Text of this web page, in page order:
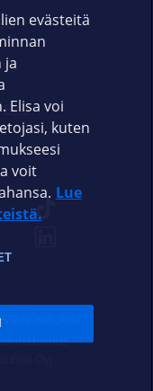
evästeitä
ja
Elisa voi
kuten
voit
Lue